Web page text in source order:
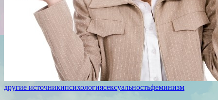
другие источникипсихологиясексуальностьфеминизм